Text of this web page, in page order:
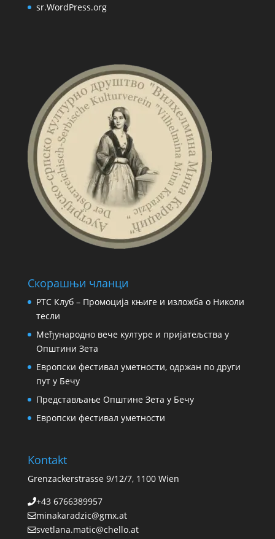
sr.WordPress.org
Скорашњи чланци
РТС Клуб – Промоција књиге и изложба о Николи
тесли
Међународно вече културе и пријатељства у
Општини Зета
Европски фестивал уметности, одржан по други
пут у Бечу
Представљање Општине Зета у Бечу
Европски фестивал уметности
Kontakt
Grenzackerstrasse 9/12/7, 1100 Wien
+43 6766389957
minakaradzic@gmx.at
svetlana.matic@chello.at